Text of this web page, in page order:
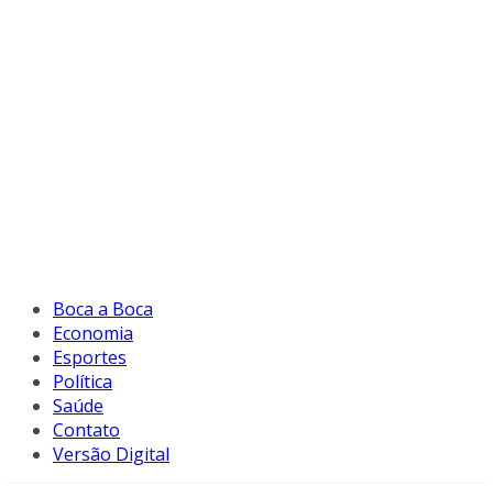
Boca a Boca
Economia
Esportes
Política
Saúde
Contato
Versão Digital